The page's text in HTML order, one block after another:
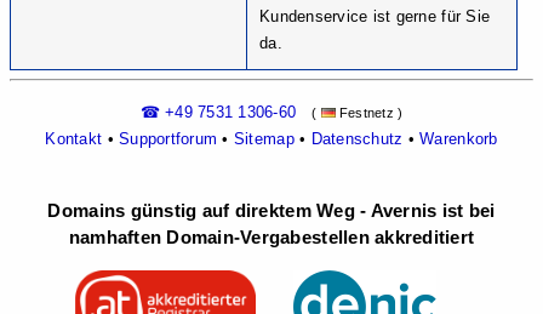
Kundenservice ist gerne für Sie
da.
☎ +49 7531 1306-60 ( Festnetz )
Kontakt •Supportforum • Sitemap• Datenschutz •Warenkorb
Domains günstig auf direktem Weg - Avernis ist bei
namhaften Domain-Vergabestellen akkreditiert